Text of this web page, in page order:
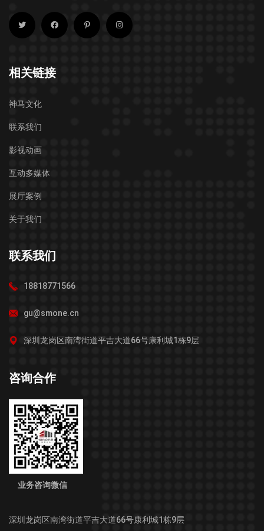
相关链接
神马文化
联系我们
影视动画
互动多媒体
展厅案例
关于我们
联系我们
18818771566
gu@smone.cn
深圳龙岗区南湾街道平吉大道66号康利城1栋9层
咨询合作
业务咨询微信
深圳龙岗区南湾街道平吉大道66号康利城1栋9层